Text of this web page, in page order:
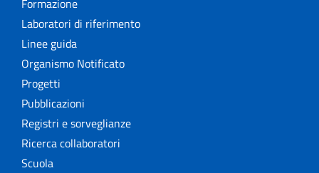
Laboratori di riferimento
Linee guida
Organismo Notificato
Progetti
Pubblicazioni
Registri e sorveglianze
Ricerca collaboratori
Scuola